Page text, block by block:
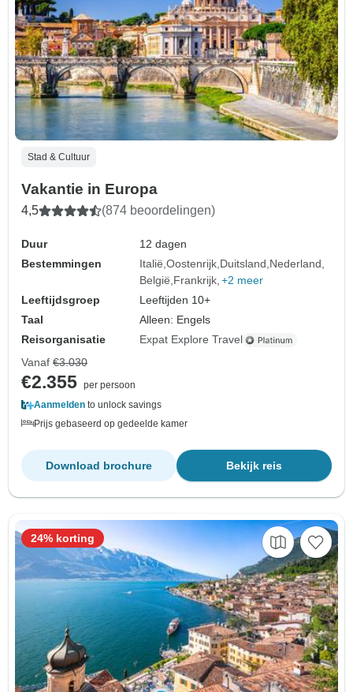
Stad & Cultuur
Vakantie in Europa
4,5 (874 beoordelingen)
Duur
12 dagen
Bestemmingen
Italië Oostenrijk Duitsland Nederland
België Frankrijk +2 meer
Leeftijdsgroep
Leeftijden 10+
Taal
Alleen: Engels
Reisorganisatie
Expat Explore Travel
Vanaf €3.030
€2.355 per persoon
Aanmelden to unlock savings
Prijs gebaseerd op gedeelde kamer
Bekijk reis
Download brochure
24% korting